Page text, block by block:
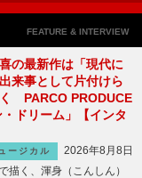
FEATURE & INTERVIEW
の最新作は「現代に
来事として片付けら
PARCO PRODUCE
ドリーム」【インタ
ージカル
2026年8月8日
く、渾身（こんしん）